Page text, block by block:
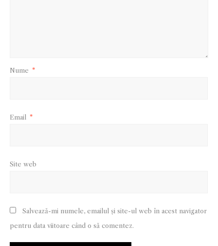
Nume *
Email *
Site web
Salvează-mi numele, emailul și site-ul web în acest navigator
pentru data viitoare când o să comentez.